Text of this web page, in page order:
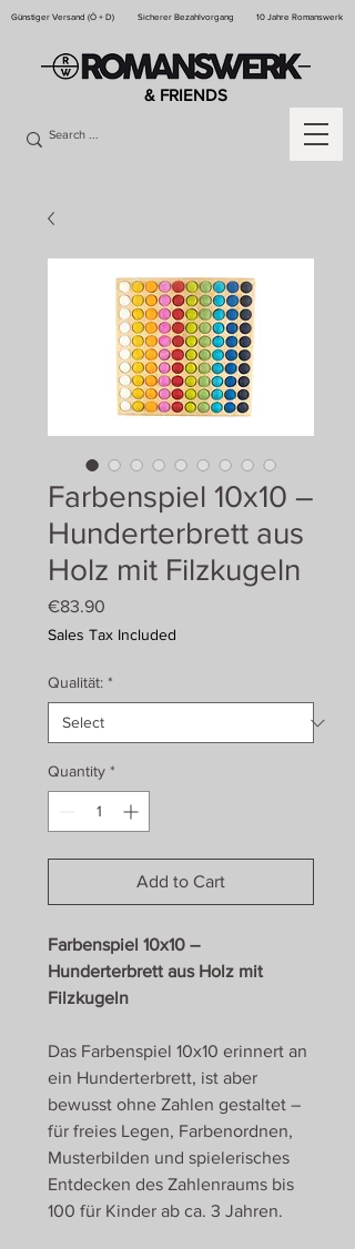
Günstiger Versand (Ö + D) Sicherer Bezahlvorgang 10 Jahre Romanswerk
& FRIENDS
Farbenspiel 10x10 –
Hunderterbrett aus
Holz mit Filzkugeln
€83.90
Sales Tax Included
Qualität: *
Quantity *
Add to Cart
Farbenspiel 10x10 –
Hunderterbrett aus Holz mit
Filzkugeln
Das Farbenspiel 10x10 erinnert an
ein Hunderterbrett, ist aber
bewusst ohne Zahlen gestaltet –
für freies Legen, Farbenordnen,
Musterbilden und spielerisches
Entdecken des Zahlenraums bis
100 für Kinder ab ca. 3 Jahren.